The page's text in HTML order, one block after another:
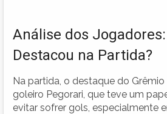
Análise dos
Destacou na Partida?
Na partida, o destaque do
goleiro Pegorari, que teve um
evitar sofrer gols, especialmente